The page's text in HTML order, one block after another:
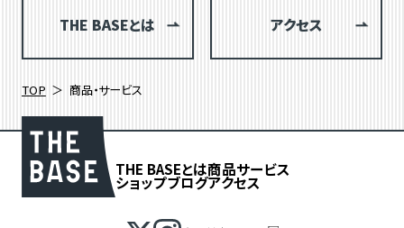
THE BASEとは アクセス
TOP 商品・サービス
THE BASEとは商品サービス
ショップブログアクセス